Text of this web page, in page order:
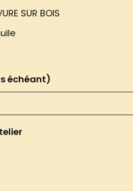
SUR BOIS
échéant)